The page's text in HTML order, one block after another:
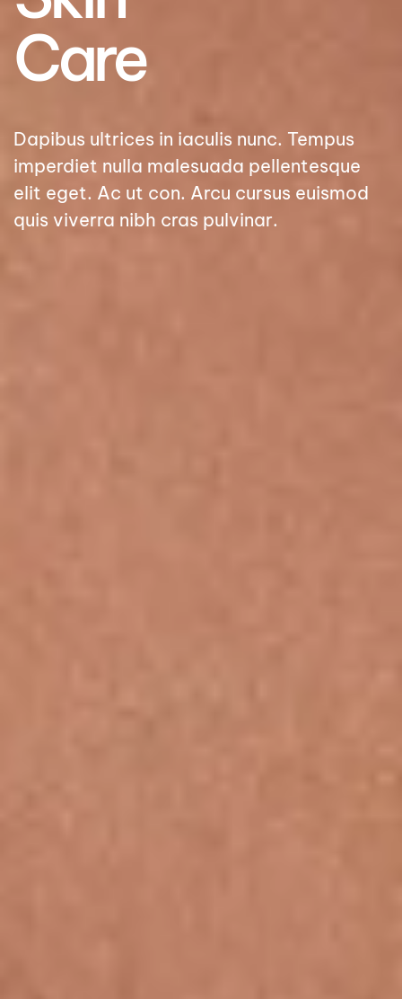
Care
Dapibus ultrices in iaculis nunc. Tempus
imperdiet nulla malesuada pellentesque
elit eget. Ac ut con. Arcu cursus euismod
quis viverra nibh cras pulvinar.